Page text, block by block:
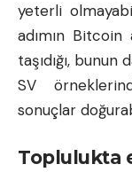
yeterli
adımın Bitcoin
taşıdığı,
SV
sonuçlar
Toplulukta